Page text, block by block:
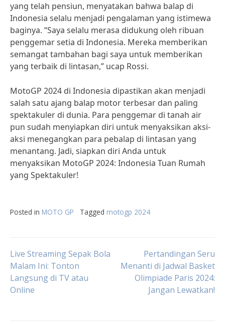
yang telah pensiun, menyatakan bahwa balap di
Indonesia selalu menjadi pengalaman yang istimewa
baginya. “Saya selalu merasa didukung oleh ribuan
penggemar setia di Indonesia. Mereka memberikan
semangat tambahan bagi saya untuk memberikan
yang terbaik di lintasan,” ucap Rossi.
MotoGP 2024 di Indonesia dipastikan akan menjadi
salah satu ajang balap motor terbesar dan paling
spektakuler di dunia. Para penggemar di tanah air
pun sudah menyiapkan diri untuk menyaksikan aksi-
aksi menegangkan para pebalap di lintasan yang
menantang. Jadi, siapkan diri Anda untuk
menyaksikan MotoGP 2024: Indonesia Tuan Rumah
yang Spektakuler!
Posted in MOTO GP Tagged motogp 2024
Post
navigation
Live Streaming Sepak Bola
Malam Ini: Tonton
Langsung di TV atau
Online
Pertandingan Seru
Menanti di Jadwal Basket
Olimpiade Paris 2024:
Jangan Lewatkan!